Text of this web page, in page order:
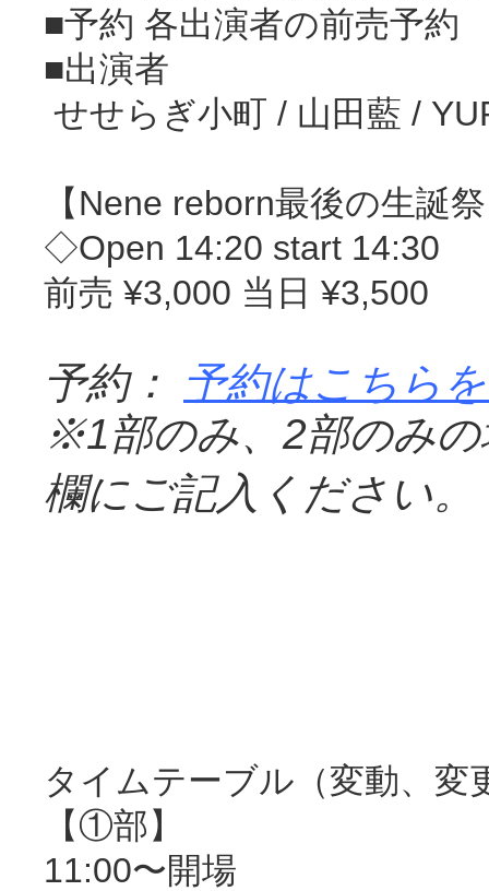
‪■予約 各出演者の前売予約‬
‪■出演者‬
せせらぎ小町 / 山田藍 /
【Nene reborn最後の生誕
◇Open 14:20 start 14:30
前売 ¥3,000 当日 ¥3,500
予約：
予約はこちら
※1部のみ、 2部のみ
欄にご記入ください。
タイムテーブル（変動、変
【①部】
11:00〜開場